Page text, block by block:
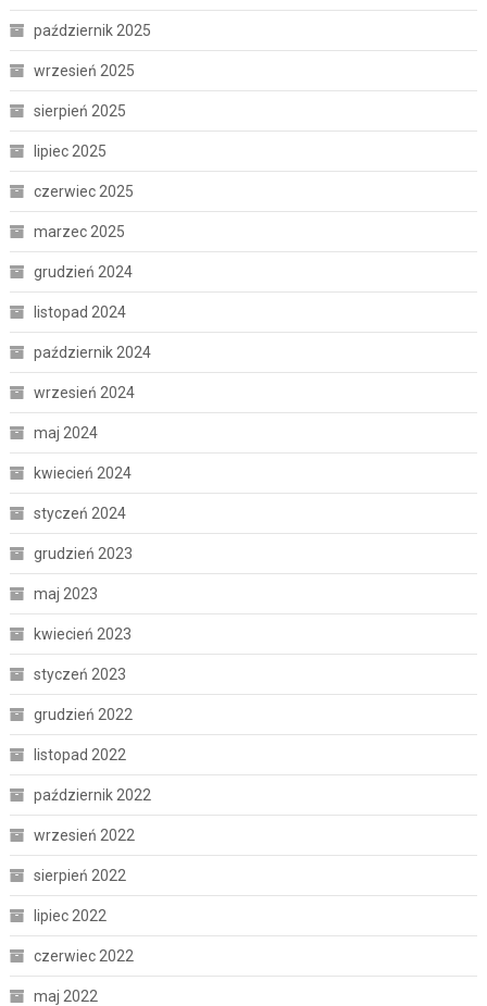
październik 2025
wrzesień 2025
sierpień 2025
lipiec 2025
czerwiec 2025
marzec 2025
grudzień 2024
listopad 2024
październik 2024
wrzesień 2024
maj 2024
kwiecień 2024
styczeń 2024
grudzień 2023
maj 2023
kwiecień 2023
styczeń 2023
grudzień 2022
listopad 2022
październik 2022
wrzesień 2022
sierpień 2022
lipiec 2022
czerwiec 2022
maj 2022